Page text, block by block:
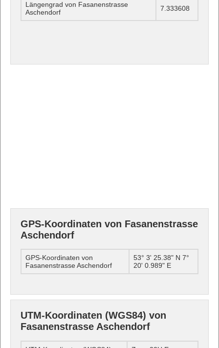
Längengrad von Fasanenstrasse
Aschendorf
7.333608
GPS-Koordinaten von Fasanenstrasse
Aschendorf
GPS-Koordinaten von
Fasanenstrasse Aschendorf
53° 3' 25.38" N 7°
20' 0.989" E
UTM-Koordinaten (WGS84) von
Fasanenstrasse Aschendorf